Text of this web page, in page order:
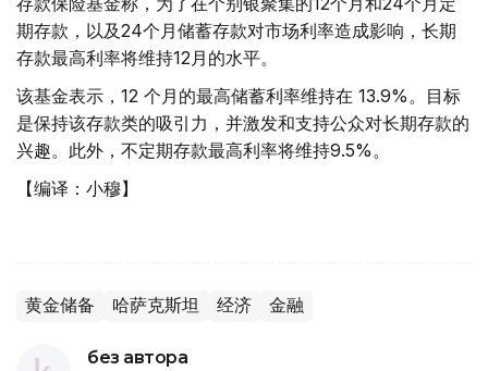
期存款，以及24个月储蓄存款对市场利率造成影响，长期
存款最高利率将维持12月的水平。
该基金表示，12 个月的最高储蓄利率维持在 13.9%。目标
是保持该存款类的吸引力，并激发和支持公众对长期存款的
兴趣。此外，不定期存款最高利率将维持9.5%。
【编译：小穆】
黄金储备 哈萨克斯坦 经济 金融
без автора